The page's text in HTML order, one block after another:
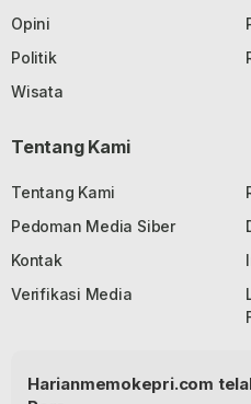
Opini
Politik
Wisata
Tentang Kami
Tentang Kami
Pedoman Media Siber
Kontak
Verifikasi Media
Harianmemokepri.com